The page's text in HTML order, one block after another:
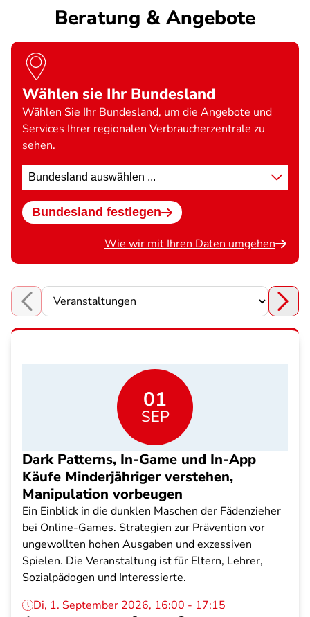
Beratung & Angebote
Wählen sie Ihr Bundesland
Wählen Sie Ihr Bundesland, um die Angebote und
Services Ihrer regionalen Verbraucherzentrale zu
sehen.
Standort
wählen
Bundesland festlegen
Wie wir mit Ihren Daten umgehen
Choose a section
01
SEP
Dark Patterns, In-Game und In-App
Käufe Minderjähriger verstehen,
Manipulation vorbeugen
Ein Einblick in die dunklen Maschen der Fädenzieher
bei Online-Games. Strategien zur Prävention vor
ungewollten hohen Ausgaben und exzessiven
Spielen. Die Veranstaltung ist für Eltern, Lehrer,
Sozialpädogen und Interessierte.
Di, 1. September 2026, 16:00 - 17:15